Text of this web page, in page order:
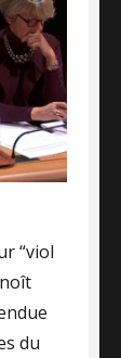
“viol
du